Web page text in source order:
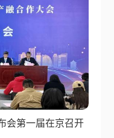
会第一届在京召开